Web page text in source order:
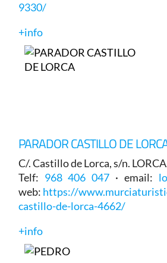
9330/
+info
PARADOR CASTILLO DE
C/. Castillo de Lorca, s/n.
Telf: 968 406 047 · email:
web: https://
castillo-de-lorca-4662/
+info